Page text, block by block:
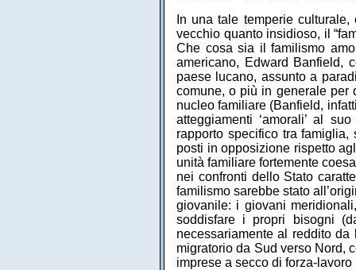
In una tale temperie
vecchio quanto insidioso, il
Che cosa sia il familismo
americano, Edward Banfield,
paese lucano, assunto a
comune, o più in generale per
nucleo familiare (Banfield,
atteggiamenti ‘amorali’ al
rapporto specifico tra
posti in opposizione rispetto
unità familiare fortemente
nei confronti dello Stato
familismo sarebbe stato
giovanile: i giovani
soddisfare i propri bisogni
necessariamente al reddito
migratorio da Sud verso Nord,
imprese a secco di forza-lavoro